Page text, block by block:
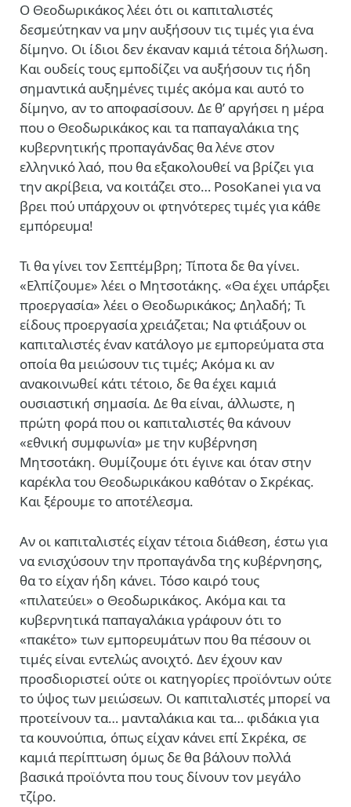
Ο Θεοδωρικάκος λέει ότι οι καπιταλιστές
δεσμεύτηκαν να μην αυξήσουν τις τιμές για ένα
δίμηνο. Οι ίδιοι δεν έκαναν καμιά τέτοια δήλωση.
Και ουδείς τους εμποδίζει να αυξήσουν τις ήδη
σημαντικά αυξημένες τιμές ακόμα και αυτό το
δίμηνο, αν το αποφασίσουν. Δε θ’ αργήσει η μέρα
που ο Θεοδωρικάκος και τα παπαγαλάκια της
κυβερνητικής προπαγάνδας θα λένε στον
ελληνικό λαό, που θα εξακολουθεί να βρίζει για
την ακρίβεια, να κοιτάζει στο… PosoKanei για να
βρει πού υπάρχουν οι φτηνότερες τιμές για κάθε
εμπόρευμα!
Τι θα γίνει τον Σεπτέμβρη; Τίποτα δε θα γίνει.
«Ελπίζουμε» λέει ο Μητσοτάκης. «Θα έχει υπάρξει
προεργασία» λέει ο Θεοδωρικάκος; Δηλαδή; Τι
είδους προεργασία χρειάζεται; Να φτιάξουν οι
καπιταλιστές έναν κατάλογο με εμπορεύματα στα
οποία θα μειώσουν τις τιμές; Ακόμα κι αν
ανακοινωθεί κάτι τέτοιο, δε θα έχει καμιά
ουσιαστική σημασία. Δε θα είναι, άλλωστε, η
πρώτη φορά που οι καπιταλιστές θα κάνουν
«εθνική συμφωνία» με την κυβέρνηση
Μητσοτάκη. Θυμίζουμε ότι έγινε και όταν στην
καρέκλα του Θεοδωρικάκου καθόταν ο Σκρέκας.
Και ξέρουμε το αποτέλεσμα.
Αν οι καπιταλιστές είχαν τέτοια διάθεση, έστω για
να ενισχύσουν την προπαγάνδα της κυβέρνησης,
θα το είχαν ήδη κάνει. Τόσο καιρό τους
«πιλατεύει» ο Θεοδωρικάκος. Ακόμα και τα
κυβερνητικά παπαγαλάκια γράφουν ότι το
«πακέτο» των εμπορευμάτων που θα πέσουν οι
τιμές είναι εντελώς ανοιχτό. Δεν έχουν καν
προσδιοριστεί ούτε οι κατηγορίες προϊόντων ούτε
το ύψος των μειώσεων. Οι καπιταλιστές μπορεί να
προτείνουν τα… μανταλάκια και τα… φιδάκια για
τα κουνούπια, όπως είχαν κάνει επί Σκρέκα, σε
καμιά περίπτωση όμως δε θα βάλουν πολλά
βασικά προϊόντα που τους δίνουν τον μεγάλο
τζίρο.